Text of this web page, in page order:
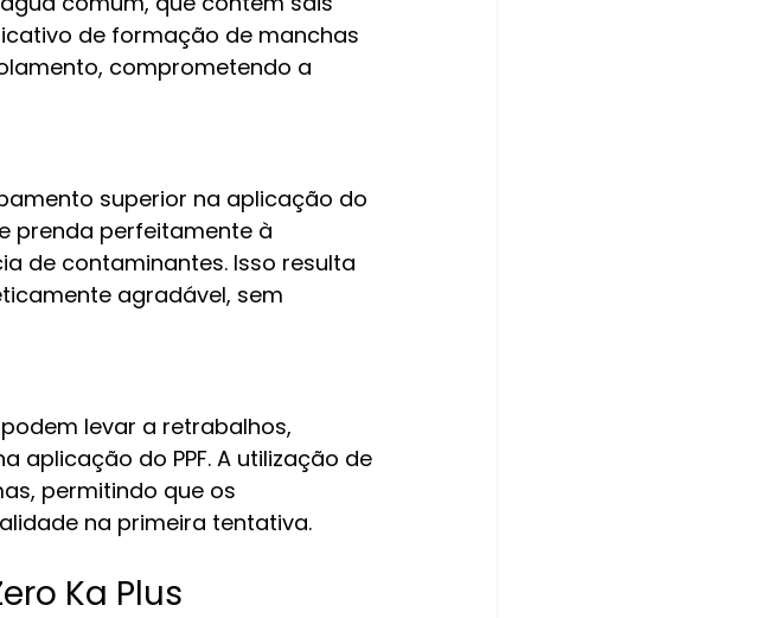
de formação de manchas
comprometendo a
superior na aplicação do
prenda perfeitamente à
de contaminantes. Isso resulta
agradável, sem
levar a retrabalhos,
aplicação do PPF. A utilização de
permitindo que os
na primeira tentativa.
Ka Plus